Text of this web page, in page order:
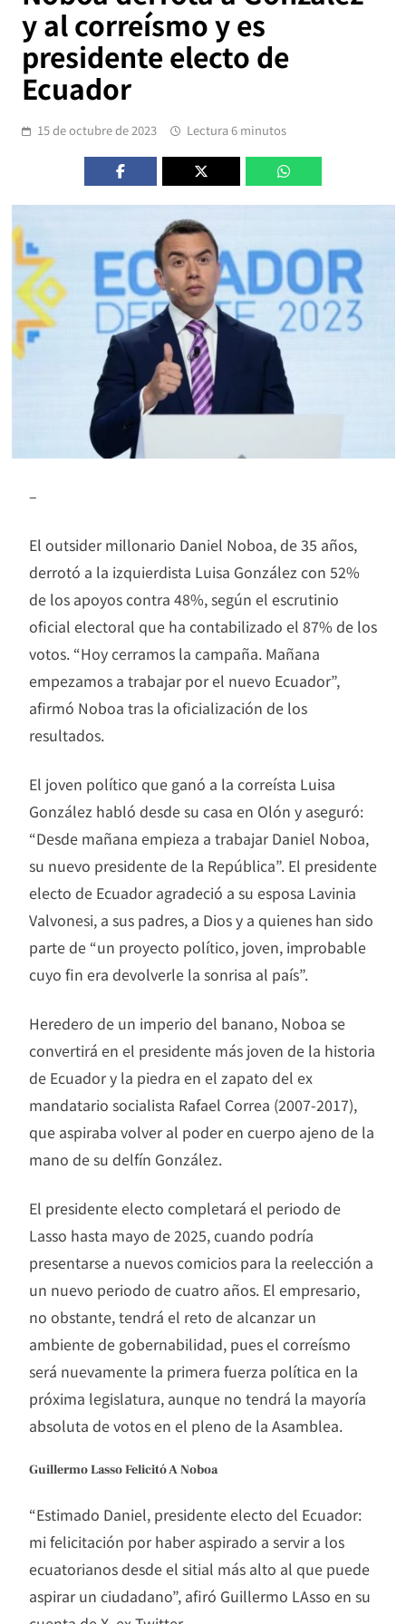
y al correísmo y es
presidente electo de
Ecuador
15 de octubre de 2023 Lectura 6 minutos
–
El outsider millonario Daniel Noboa, de 35 años,
derrotó a la izquierdista Luisa González con 52%
de los apoyos contra 48%, según el escrutinio
oficial electoral que ha contabilizado el 87% de los
votos. “Hoy cerramos la campaña. Mañana
empezamos a trabajar por el nuevo Ecuador”,
afirmó Noboa tras la oficialización de los
resultados.
El joven político que ganó a la correísta Luisa
González habló desde su casa en Olón y aseguró:
“Desde mañana empieza a trabajar Daniel Noboa,
su nuevo presidente de la República”. El presidente
electo de Ecuador agradeció a su esposa Lavinia
Valvonesi, a sus padres, a Dios y a quienes han sido
parte de “un proyecto político, joven, improbable
cuyo fin era devolverle la sonrisa al país”.
Heredero de un imperio del banano, Noboa se
convertirá en el presidente más joven de la historia
de Ecuador y la piedra en el zapato del ex
mandatario socialista Rafael Correa (2007-2017),
que aspiraba volver al poder en cuerpo ajeno de la
mano de su delfín González.
El presidente electo completará el periodo de
Lasso hasta mayo de 2025, cuando podría
presentarse a nuevos comicios para la reelección a
un nuevo periodo de cuatro años. El empresario,
no obstante, tendrá el reto de alcanzar un
ambiente de gobernabilidad, pues el correísmo
será nuevamente la primera fuerza política en la
próxima legislatura, aunque no tendrá la mayoría
absoluta de votos en el pleno de la Asamblea.
Guillermo Lasso Felicitó A Noboa
“Estimado Daniel, presidente electo del Ecuador:
mi felicitación por haber aspirado a servir a los
ecuatorianos desde el sitial más alto al que puede
aspirar un ciudadano”, afiró Guillermo LAsso en su